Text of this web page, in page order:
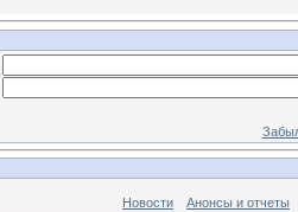
Новости Анонсы и отчеты